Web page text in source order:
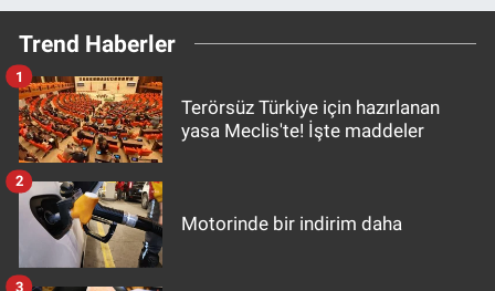
Trend Haberler
Terörsüz Türkiye için hazırlanan
yasa Meclis'te! İşte maddeler
1
Motorinde bir indirim daha
2
3